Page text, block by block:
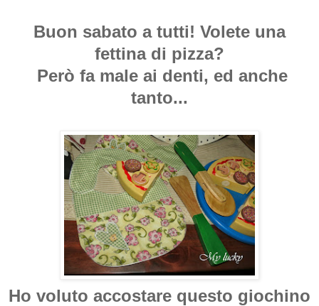
Buon sabato a tutti! Volete una
fettina di pizza?
Però fa male ai denti, ed anche
tanto...
Ho voluto accostare questo giochino